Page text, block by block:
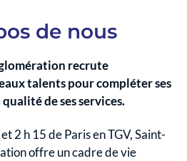
de nous
recrute
talents pour compléter ses
de ses services.
2 h 15 de Paris en TGV, Saint-
offre un cadre de vie